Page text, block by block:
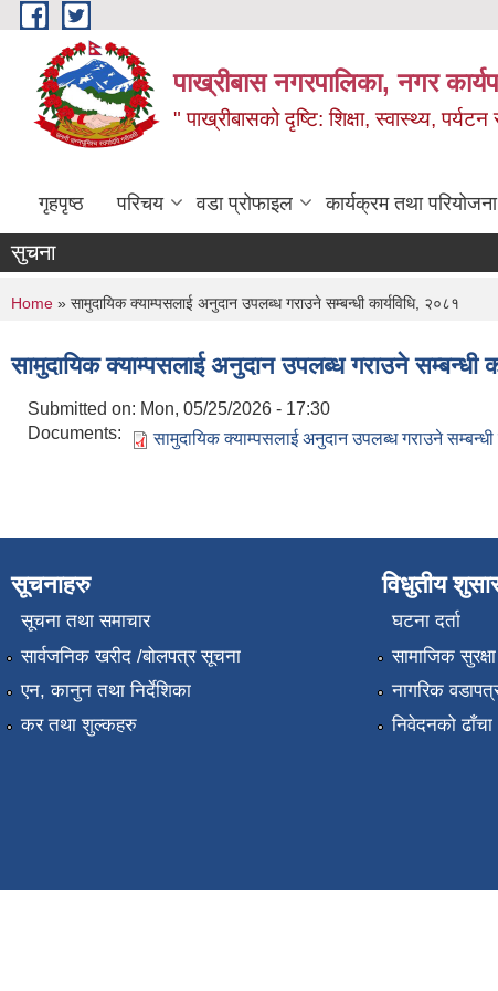
Skip to main content
पाख्रीबास नगरपालिका, नगर
" पाख्रीबासको दृष्टि: शिक्षा, स्वास्थ्य,
गृहपृष्ठ परिचय वडा प्रोफाइल कार्यक्रम तथा परियोजना
सुचना
You are here
Home » सामुदायिक क्याम्पसलाई अनुदान उपलब्ध गराउने सम्बन्धी कार्यविधि, २०८१
सामुदायिक क्याम्पसलाई अनुदान उपलब्ध गराउने सम्बन्धी
Submitted on: Mon, 05/25/2026 - 17:30
Documents:
सामुदायिक क्याम्पसलाई अनुदान उपलब्ध गराउने
सूचनाहरु
सूचना तथा समाचार
सार्वजनिक खरीद /बोलपत्र सूचना
एन, कानुन तथा निर्देशिका
कर तथा शुल्कहरु
विधुतीय
घटना दर्ता
सामाजिक सुरक्षा
नागरिक
निवेदनको ढाँचा